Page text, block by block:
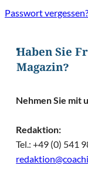
Passwort vergessen?
Haben Sie
Magazin?
Nehmen Sie mit
Redaktion:
Tel.: +49 (0) 541